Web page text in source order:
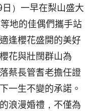
日）一早在梨山盛大
地的佳偶們攜手站
逢櫻花盛開的美好
花與壯闊群山為
蔡長管耆老擔任證
一生不變的承諾。
浪漫婚禮，不僅為